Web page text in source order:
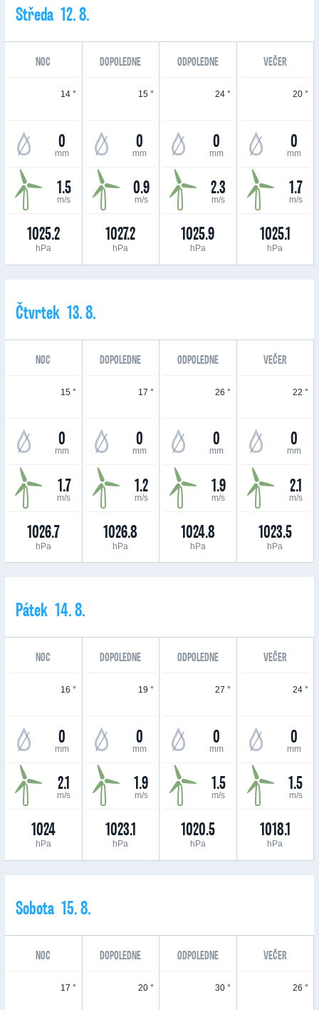
Středa 12. 8.
NOC DOPOLEDNE ODPOLEDNE VEČER
14 °
0
mm
1.5
m/s
1025.2
hPa
15 °
0
mm
0.9
m/s
1027.2
hPa
24 °
0
mm
2.3
m/s
1025.9
hPa
20 °
0
mm
1.7
m/s
1025.1
hPa
Čtvrtek 13. 8.
NOC DOPOLEDNE ODPOLEDNE VEČER
15 °
0
mm
1.7
m/s
1026.7
hPa
17 °
0
mm
1.2
m/s
1026.8
hPa
26 °
0
mm
1.9
m/s
1024.8
hPa
22 °
0
mm
2.1
m/s
1023.5
hPa
Pátek 14. 8.
NOC DOPOLEDNE ODPOLEDNE VEČER
16 °
0
mm
2.1
m/s
1024
hPa
19 °
0
mm
1.9
m/s
1023.1
hPa
27 °
0
mm
1.5
m/s
1020.5
hPa
24 °
0
mm
1.5
m/s
1018.1
hPa
Sobota 15. 8.
NOC DOPOLEDNE ODPOLEDNE VEČER
17 ° 20 ° 30 ° 26 °